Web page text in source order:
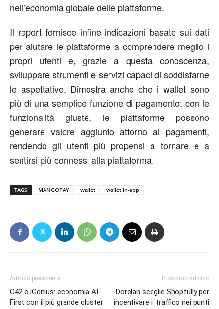
nell’economia globale delle piattaforme.
Il report fornisce infine indicazioni basate sui dati
per aiutare le piattaforme a comprendere meglio i
propri utenti e, grazie a questa conoscenza,
sviluppare strumenti e servizi capaci di soddisfarne
le aspettative. Dimostra anche che i wallet sono
più di una semplice funzione di pagamento: con le
funzionalità giuste, le piattaforme possono
generare valore aggiunto attorno ai pagamenti,
rendendo gli utenti più propensi a tornare e a
sentirsi più connessi alla piattaforma.
TAGS MANGOPAY wallet wallet in-app
Articolo precedente
G42 e iGenius: economia AI-
First con il più grande cluster
Prossimo articolo
Dorelan sceglie Shopfully per
incentivare il traffico nei punti